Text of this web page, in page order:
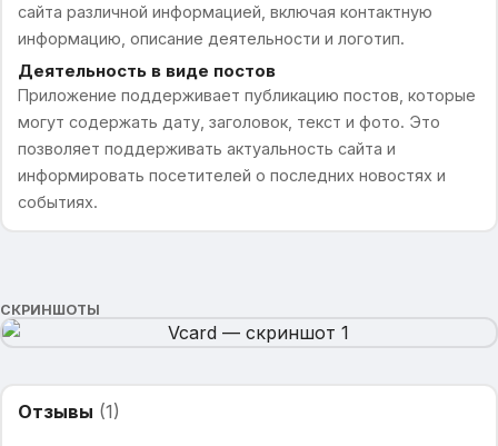
сайта различной информацией, включая контактную
информацию, описание деятельности и логотип.
Деятельность в виде постов
Приложение поддерживает публикацию постов, которые
могут содержать дату, заголовок, текст и фото. Это
позволяет поддерживать актуальность сайта и
информировать посетителей о последних новостях и
событиях.
СКРИНШОТЫ
Отзывы (1)